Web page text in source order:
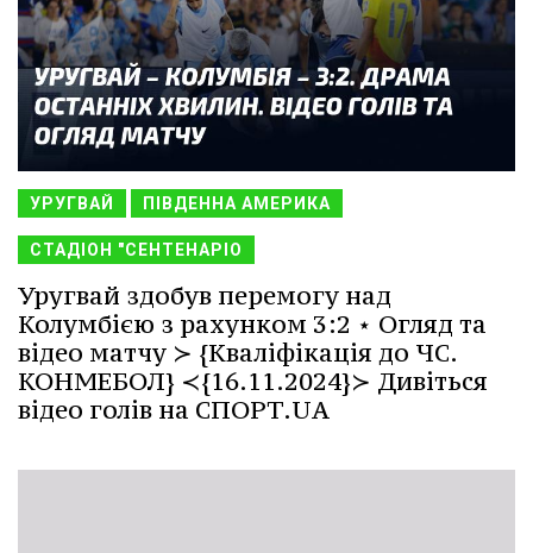
УРУГВАЙ ПІВДЕННА АМЕРИКА
СТАДІОН "СЕНТЕНАРІО
Уругвай здобув перемогу над
Колумбією з рахунком 3:2 ⋆ Огляд та
відео матчу ≻ {Кваліфікація до ЧС.
КОНМЕБОЛ} ≺{16.11.2024}≻ Дивіться
відео голів на СПОРТ.UA